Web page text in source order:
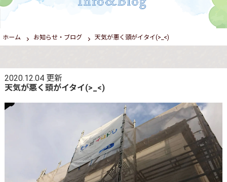
ホーム お知らせ・ブログ 天気が悪く頭がイタイ(>_<)
2020.12.04更新
天気が悪く頭がイタイ(>_<)